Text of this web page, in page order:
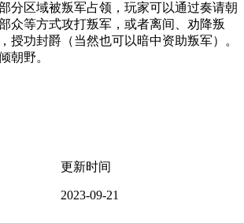
分区域被叛军占领，玩家可以通过奏请朝
众等方式攻打叛军，或者离间、劝降叛
授功封爵（当然也可以暗中资助叛军）。
朝野。
更新时间
2023-09-21